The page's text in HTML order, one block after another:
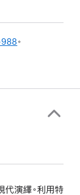
。
代演繹。利用特